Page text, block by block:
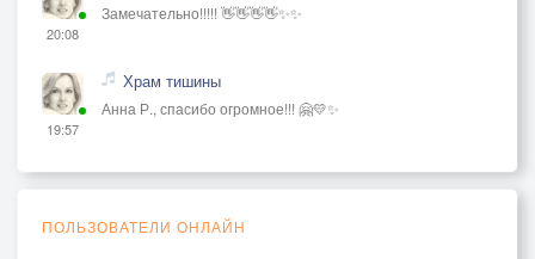
20:08
Замечательно!!!!! 👋👋👋👋✨✨
19:57
Храм тишины
Анна Р., спасибо огромное!!! 🤗💛✨
ПОЛЬЗОВАТЕЛИ ОНЛАЙН